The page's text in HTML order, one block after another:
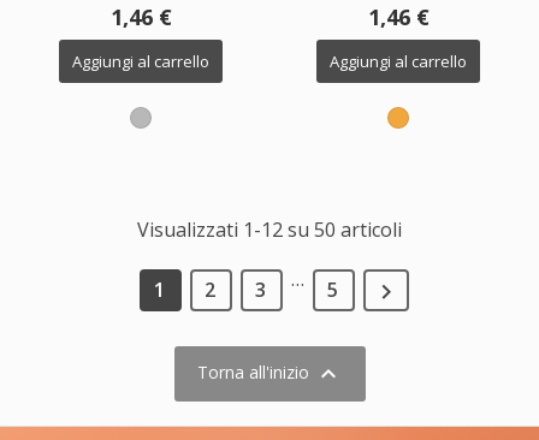
1,46 €
Aggiungi al carrello
1,46 €
Aggiungi al carrello
Visualizzati 1-12 su 50 articoli
1 2 3 … 5 
Torna all'inizio 